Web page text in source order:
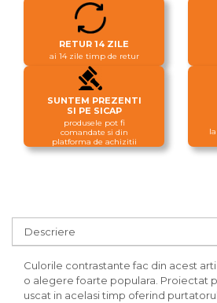
RETUR 14 ZILE
ai 14 zile timp de retur
SUNTEM PREZENTI
SI PE SICAP
produsele pot fi
comandate si din
platforma de achizitii
Descriere
Culorile contrastante fac din acest
o alegere foarte populara. Proiectat
uscat in acelasi timp oferind